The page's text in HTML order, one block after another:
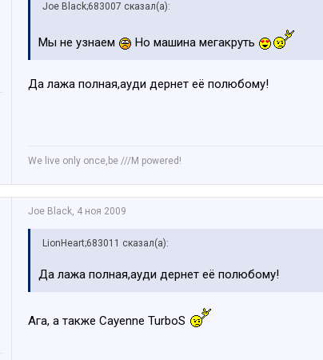
Joe Black;683007 сказал(а):
Мы не узнаем Но машина мегакруть
Да лажа полная,ауди дернет её полюбому!
We live only once,be ///M powered!
Joe Black, 4 ноя 2009
LionHeart;683011 сказал(а):
Да лажа полная,ауди дернет её полюбому!
Ага, а также Cayenne TurboS